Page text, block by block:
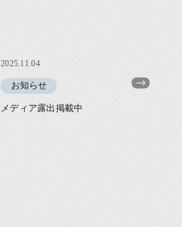
2025.11.04
お知らせ
メディア露出掲載中